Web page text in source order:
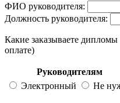
ФИО руководителя:
Должность руководителя:
Какие заказываете
оплате)
Руководителям
Электронный
Не